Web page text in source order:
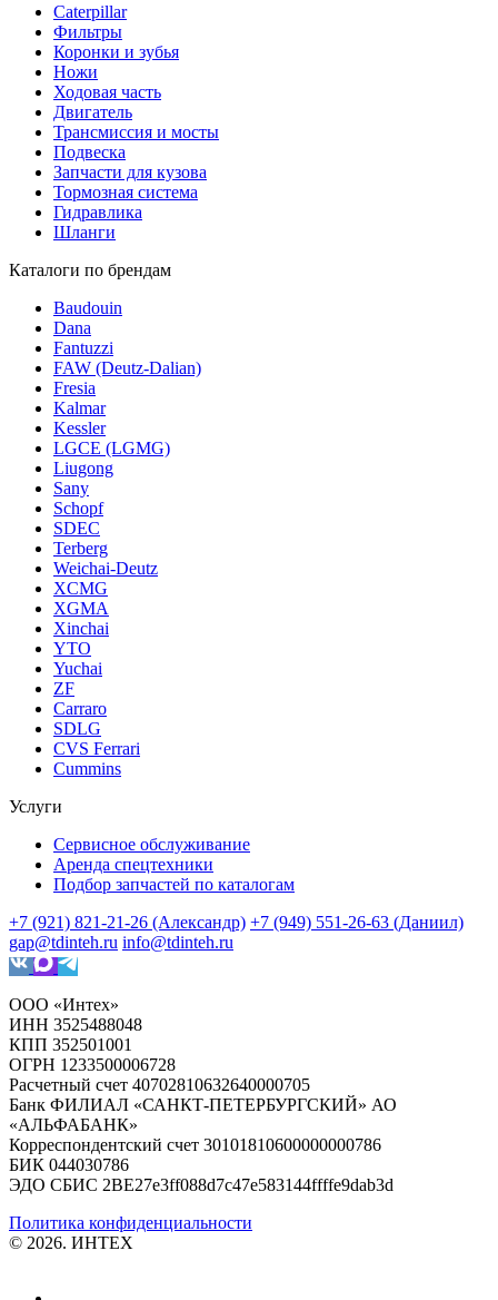
Caterpillar
Фильтры
Коронки и зубья
Ножи
Ходовая часть
Двигатель
Трансмиссия и мосты
Подвеска
Запчасти для кузова
Тормозная система
Гидравлика
Шланги
Каталоги по брендам
Baudouin
Dana
Fantuzzi
FAW (Deutz-Dalian)
Fresia
Kalmar
Kessler
LGCE (LGMG)
Liugong
Sany
Schopf
SDEC
Terberg
Weichai-Deutz
XCMG
XGMA
Xinchai
YTO
Yuchai
ZF
Carraro
SDLG
CVS Ferrari
Cummins
Услуги
Сервисное обслуживание
Аренда спецтехники
Подбор запчастей по каталогам
+7 (921) 821-21-26 (Александр) +7 (949) 551-26-63 (Даниил)
gap@tdinteh.ru info@tdinteh.ru
ООО «Интех»
ИНН 3525488048
КПП 352501001
ОГРН 1233500006728
Расчетный счет 40702810632640000705
Банк ФИЛИАЛ «САНКТ-ПЕТЕРБУРГСКИЙ» АО
«АЛЬФАБАНК»
Корреспондентский счет 30101810600000000786
БИК 044030786
ЭДО СБИС 2BE27e3ff088d7c47e583144ffffe9dab3d
Политика конфиденциальности
© 2026. ИНТЕХ